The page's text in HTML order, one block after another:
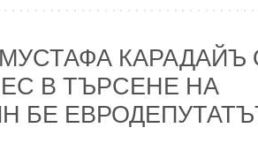
КАРАДАЙЪ
В ТЪРСЕНЕ НА
БЕ